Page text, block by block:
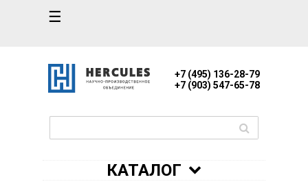
☰
+7 (495) 136-28-79
+7 (903) 547-65-78
КАТАЛОГ